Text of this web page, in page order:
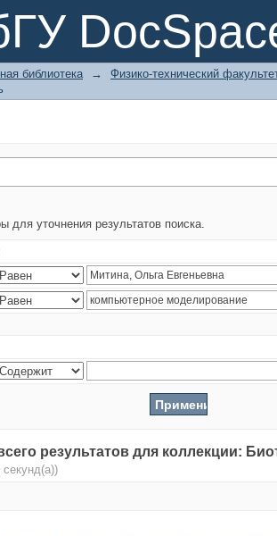
библиотека →
Физико-технический
для уточнения результатов поиска.
результатов для коллекции:
секунд(а))